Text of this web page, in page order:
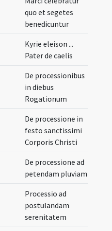
quo et segetes
benedicuntur
Kyrie eleison ...
Pater de caelis
De processionibus
in diebus
Rogationum
De processione in
festo sanctissimi
Corporis Christi
De processione ad
petendam pluviam
Processio ad
postulandam
serenitatem